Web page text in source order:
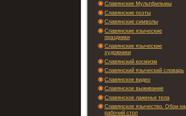
Славянские Мультфильмы
Славянские поэты
Славянские символы
Славянские языческие
праздники
Славянские языческие
художники
Славянский космизм
Славянский языческий словарь
Славянское видео
Славянское выживание
Славянское лаженье тела
Славянское язычество. Обои на
рабочий стол